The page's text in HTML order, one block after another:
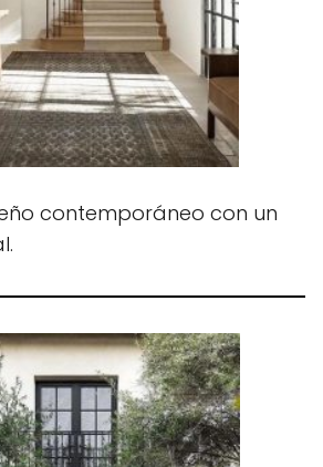
contemporáneo con un